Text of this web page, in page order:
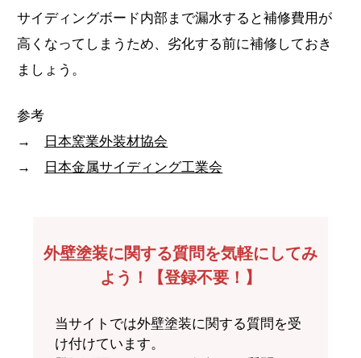
サイディングボード内部まで漏水すると補修費用が
高くなってしまうため、劣化する前に補修しておき
ましょう。
参考
→
日本窯業外装材協会
→
日本金属サイディング工業会
外壁塗装に関する質問を気軽にしてみ
よう！【登録不要！】
当サイトでは外壁塗装に関する質問を受
け付けています。